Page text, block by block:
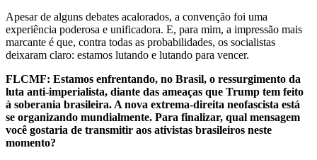
Apesar de alguns debates acalorados, a convenção foi uma
experiência poderosa e unificadora. E, para mim, a impressão mais
marcante é que, contra todas as probabilidades, os socialistas
deixaram claro: estamos lutando e lutando para vencer.
FLCMF: Estamos enfrentando, no Brasil, o ressurgimento da
luta anti-imperialista, diante das ameaças que Trump tem feito
à soberania brasileira. A nova extrema-direita neofascista está
se organizando mundialmente. Para finalizar, qual mensagem
você gostaria de transmitir aos ativistas brasileiros neste
momento?